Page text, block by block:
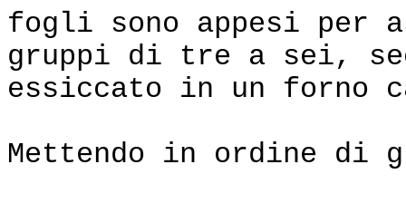
fogli sono appesi per
gruppi di tre a sei,
essiccato in un forno
Mettendo in ordine di